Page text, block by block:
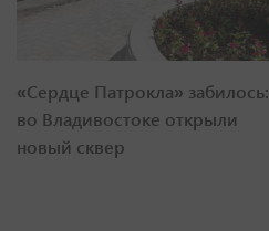
«Сердце Патрокла» забилось:
во Владивостоке открыли
новый сквер